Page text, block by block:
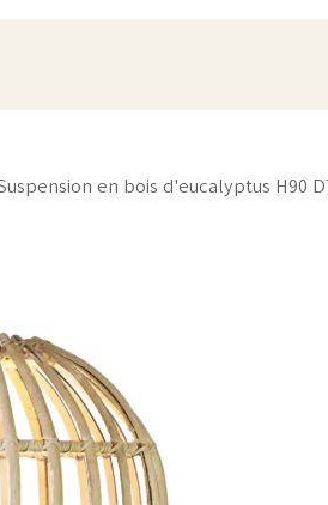
en bois d'eucalyptus H90